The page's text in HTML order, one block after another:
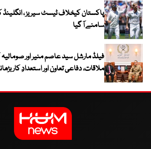
سامنے آ گیا
فیلڈ مارشل سید عاصم منیر اور
ملاقات، دفاعی تعاون اور استعدادِ کار